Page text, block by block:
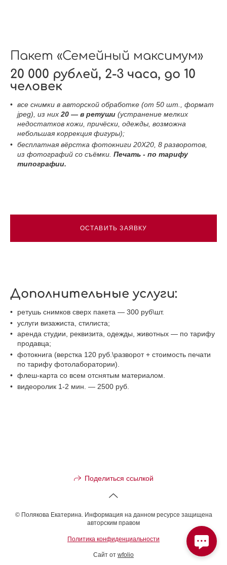
Пакет «Семейный максимум»
20 000 рублей, 2-3 часа, до 10
человек
все снимки в авторской обработке (от 50 шт., формат
jpeg), из них 20 — в ретуши (устранение мелких
недостатков кожи, причёски, одежды, возможна
небольшая коррекция фигуры);
бесплатная вёрстка фотокниги 20Х20, 8 разворотов,
из фотографий со съёмки. Печать - по тарифу
типографии.
ОСТАВИТЬ ЗАЯВКУ
Дополнительные услуги:
ретушь снимков сверх пакета — 300 руб\шт.
услуги визажиста, стилиста;
аренда студии, реквизита, одежды, животных — по тарифу
продавца;
фотокнига (верстка 120 руб.\разворот + стоимость печати
по тарифу фотолаборатории).
флеш-карта со всем отснятым материалом.
видеоролик 1-2 мин. — 2500 руб.
Поделиться ссылкой
© Полякова Екатерина. Информация на данном ресурсе защищена
авторским правом
Политика конфиденциальности
Сайт от wfolio